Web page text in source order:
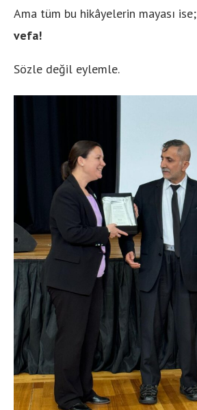
Ama tüm bu hikâyelerin mayası ise;
vefa!
Sözle değil eylemle.